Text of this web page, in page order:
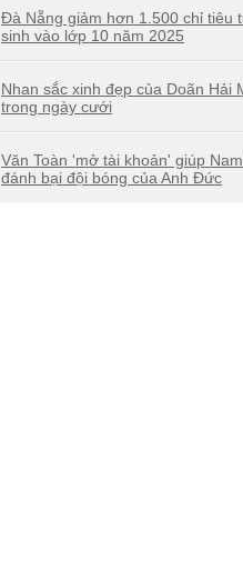
Đà Nẵng giảm hơn 1.500 chỉ tiêu
sinh vào lớp 10 năm 2025
Nhan sắc xinh đẹp của Doãn Hải
trong ngày cưới
Văn Toàn 'mở tài khoản' giúp
đánh bại đội bóng của Anh Đức